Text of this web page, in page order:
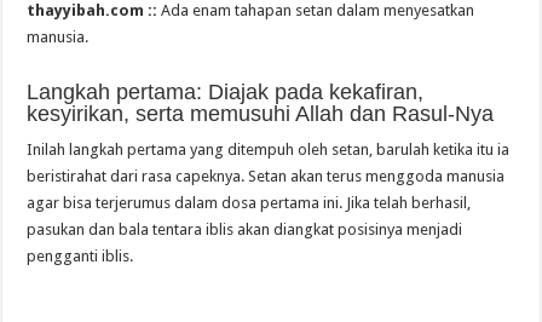
thayyibah.com ::Ada enam tahapan setan dalam menyesatkan
manusia.
Langkah pertama: Diajak pada kekafiran,
kesyirikan, serta memusuhi Allah dan Rasul-Nya
Inilah langkah pertama yang ditempuh oleh setan, barulah ketika itu ia
beristirahat dari rasa capeknya. Setan akan terus menggoda manusia
agar bisa terjerumus dalam dosa pertama ini. Jika telah berhasil,
pasukan dan bala tentara iblis akan diangkat posisinya menjadi
pengganti iblis.